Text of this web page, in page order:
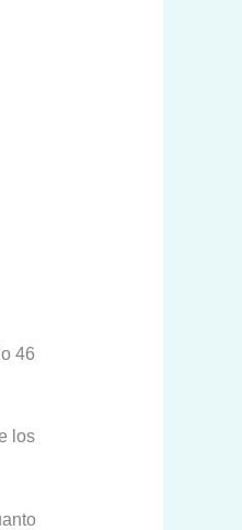
46
los